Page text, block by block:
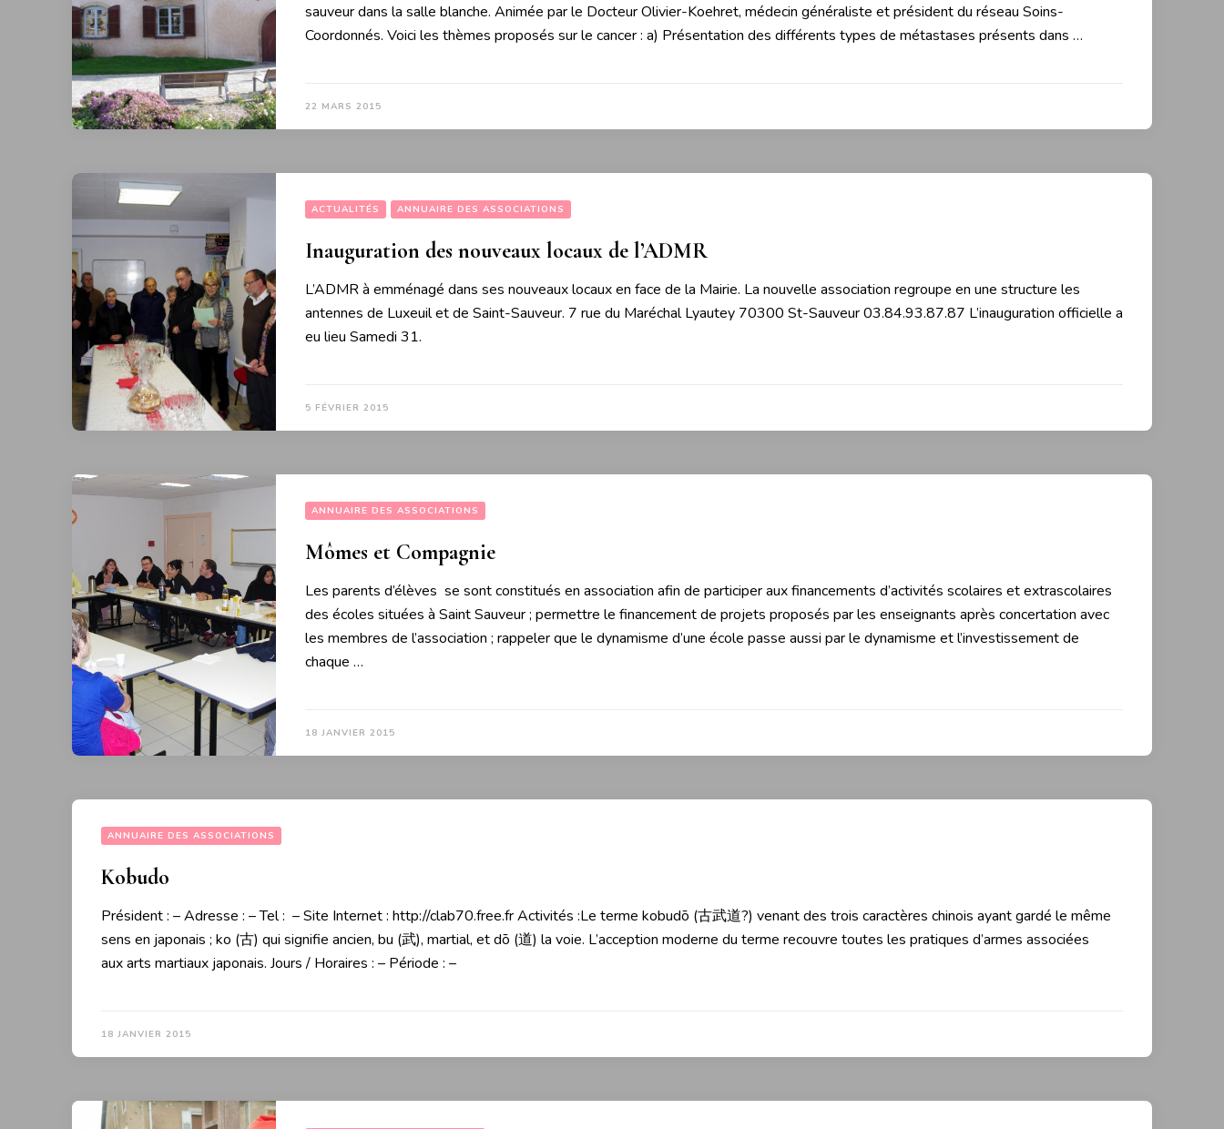
sauveur dans la salle blanche. Animée par le Docteur Olivier-Koehret, médecin généraliste et président du réseau Soins-
Coordonnés. Voici les thèmes proposés sur le cancer : a) Présentation des différents types de métastases présents dans …
22 MARS 2015
ACTUALITÉS ANNUAIRE DES ASSOCIATIONS
Inauguration des nouveaux locaux de l’ADMR
L’ADMR à emménagé dans ses nouveaux locaux en face de la Mairie. La nouvelle association regroupe en une structure les
antennes de Luxeuil et de Saint-Sauveur. 7 rue du Maréchal Lyautey 70300 St-Sauveur 03.84.93.87.87 L’inauguration officielle a
eu lieu Samedi 31.
5 FÉVRIER 2015
ANNUAIRE DES ASSOCIATIONS
Mômes et Compagnie
Les parents d’élèves se sont constitués en association afin de participer aux financements d’activités scolaires et extrascolaires
des écoles situées à Saint Sauveur ; permettre le financement de projets proposés par les enseignants après concertation avec
les membres de l’association ; rappeler que le dynamisme d’une école passe aussi par le dynamisme et l’investissement de
chaque …
18 JANVIER 2015
ANNUAIRE DES ASSOCIATIONS
Kobudo
Président : – Adresse : – Tel : – Site Internet : http://clab70.free.fr Activités :Le terme kobudō (古武道?) venant des trois caractères chinois ayant gardé le même
sens en japonais ; ko (古) qui signifie ancien, bu (武), martial, et dō (道) la voie. L’acception moderne du terme recouvre toutes les pratiques d’armes associées
aux arts martiaux japonais. Jours / Horaires : – Période : –
18 JANVIER 2015